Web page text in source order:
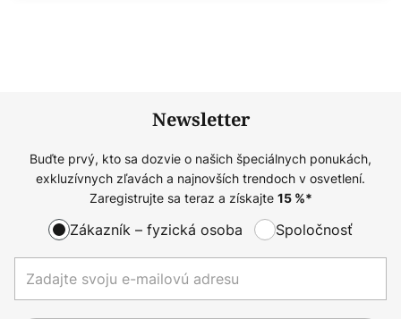
Newsletter
Buďte prvý, kto sa dozvie o našich špeciálnych ponukách,
exkluzívnych zľavách a najnovších trendoch v osvetlení.
Zaregistrujte sa teraz a získajte 15%*
Zákazník – fyzická osoba Spoločnosť